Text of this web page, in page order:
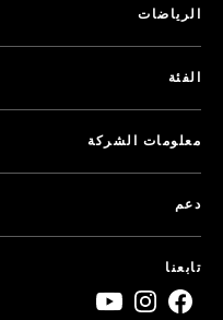
الرياضات
الفئة
معلومات الشركة
دعم
تابعنا